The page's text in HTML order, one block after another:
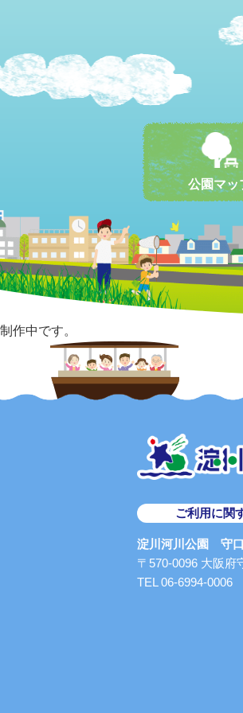
公園マッ
制作中です。
ご利用に関
淀川河川公園 守
〒570-0096 大阪府
TEL 06-6994-0006